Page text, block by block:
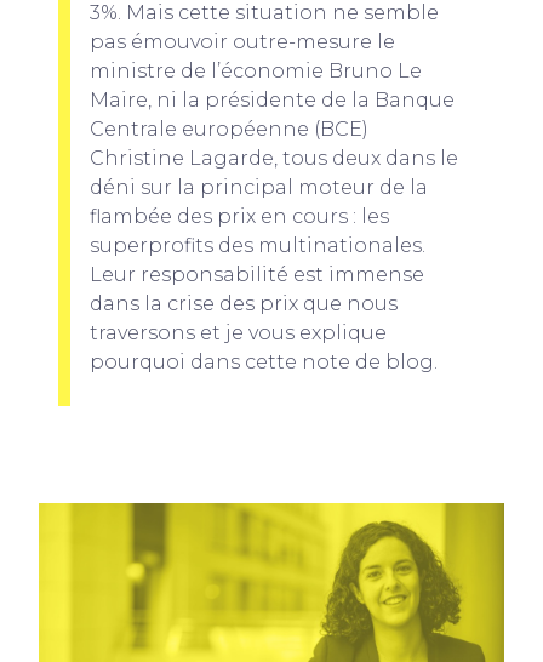
3%. Mais cette situation ne semble
pas émouvoir outre-mesure le
ministre de l’économie Bruno Le
Maire, ni la présidente de la Banque
Centrale européenne (BCE)
Christine Lagarde, tous deux dans le
déni sur la principal moteur de la
flambée des prix en cours : les
superprofits des multinationales.
Leur responsabilité est immense
dans la crise des prix que nous
traversons et je vous explique
pourquoi dans cette note de blog.